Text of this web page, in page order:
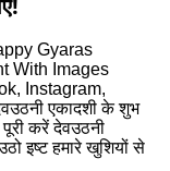
Gyaras
With Images
Instagram,
एकादशी के शुभ
करें देवउठनी
इष्ट हमारे खुशियों से